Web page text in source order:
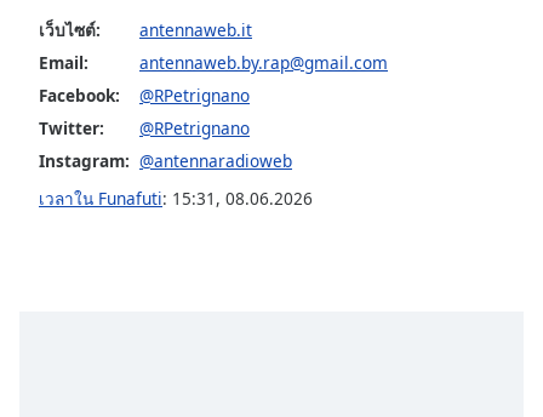
Opacity
Background
Color
Opacity
เว็บไซต์:
antennaweb.it
Email:
antennaweb.by.rap@gmail.com
Facebook:
@RPetrignano
Twitter:
@RPetrignano
Instagram: @antennaradioweb
เวลาใน Funafuti: 15:31 , 08.06.2026